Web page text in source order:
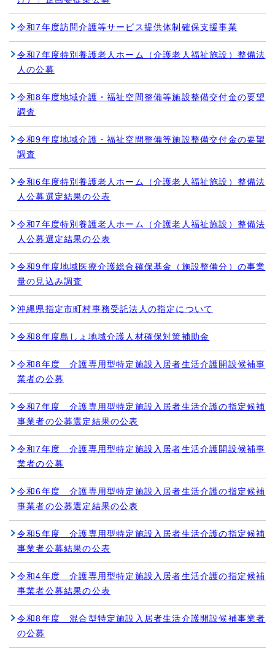
令和7年度訪問介護等サービス提供体制確保支援事業
令和7年度特別養護老人ホーム（介護老人福祉施設）整備法
人の公募
令和8年度地域介護・福祉空間整備等施設整備交付金の要望
調査
令和9年度地域介護・福祉空間整備等施設整備交付金の要望
調査
令和6年度特別養護老人ホーム（介護老人福祉施設）整備法
人公募選定結果の公表
令和7年度特別養護老人ホーム（介護老人福祉施設）整備法
人公募選定結果の公表
令和9年度地域医療介護総合確保基金（施設整備分）の事業
量の見込み調査
沖縄県指定市町村事務受託法人の指定について
令和8年度島しょ地域介護人材確保対策補助金
令和8年度 介護専用型特定施設入居者生活介護開設候補事
業者の公募
令和7年度 介護専用型特定施設入居者生活介護の指定候補
事業者の公募選定結果の公表
令和7年度 介護専用型特定施設入居者生活介護開設候補事
業者の公募
令和6年度 介護専用型特定施設入居者生活介護の指定候補
事業者の公募選定結果の公表
令和5年度 介護専用型特定施設入居者生活介護の指定候補
事業者公募結果の公表
令和4年度 介護専用型特定施設入居者生活介護の指定候補
事業者公募結果の公表
令和8年度 混合型特定施設入居者生活介護開設候補事業者
の公募